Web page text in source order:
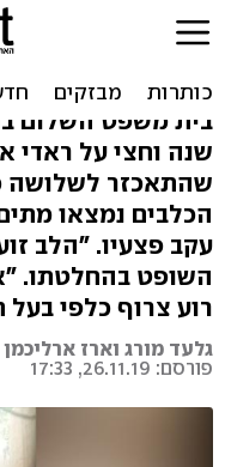
שנה וחצי
שהתעלל
בית משפט השלום
שנה וחצי על ראדי
שהתאכזר לשלושה
הכלבים נמצאו
עקב פצעיו. "הלב
השופט בהחלטתו.
רוע צרוף כלפי בעל
גלעד מורג וארז ארליכמן
פורסם: 26.11.19, 17:33